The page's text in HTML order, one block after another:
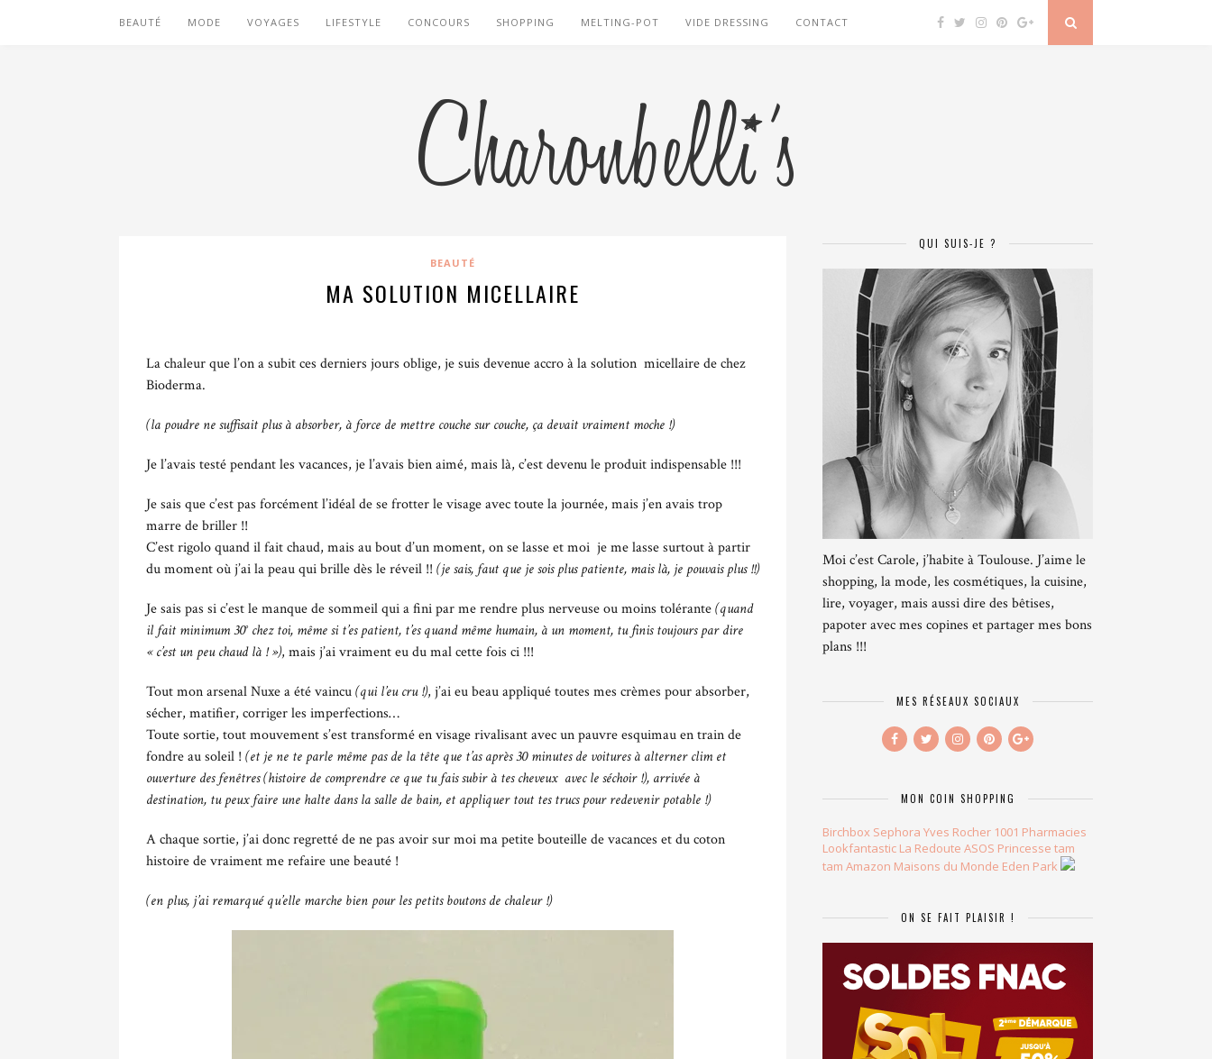
BEAUTÉ MODE VOYAGES LIFESTYLE CONCOURS SHOPPING MELTING-POT VIDE DRESSING CONTACT
BEAUTÉ
MA SOLUTION MICELLAIRE
La chaleur que l’on a subit ces derniers jours oblige, je suis devenue accro à la solution micellaire de chez
Bioderma.
(la poudre ne suffisait plus à absorber, à force de mettre couche sur couche, ça devait vraiment moche !)
Je l’avais testé pendant les vacances, je l’avais bien aimé, mais là, c’est devenu le produit indispensable !!!
Je sais que c’est pas forcément l’idéal de se frotter le visage avec toute la journée, mais j’en avais trop
marre de briller !!
C’est rigolo quand il fait chaud, mais au bout d’un moment, on se lasse et moi je me lasse surtout à partir
du moment où j’ai la peau qui brille dès le réveil !! (je sais, faut que je sois plus patiente, mais là, je pouvais plus !!)
Je sais pas si c’est le manque de sommeil qui a fini par me rendre plus nerveuse ou moins tolérante(quand
il fait minimum 30° chez toi, même si t’es patient, t’es quand même humain, à un moment, tu finis toujours par dire
« c’est un peu chaud là ! »), mais j’ai vraiment eu du mal cette fois ci !!!
Tout mon arsenal Nuxe a été vaincu(qui l’eu cru !), j’ai eu beau appliqué toutes mes crèmes pour absorber,
sécher, matifier, corriger les imperfections…
Toute sortie, tout mouvement s’est transformé en visage rivalisant avec un pauvre esquimau en train de
fondre au soleil ! (et je ne te parle même pas de la tête que t’as après 30 minutes de voitures à alterner clim et
ouverture des fenêtres (histoire de comprendre ce que tu fais subir à tes cheveux avec le séchoir !), arrivée à
destination, tu peux faire une halte dans la salle de bain, et appliquer tout tes trucs pour redevenir potable !)
A chaque sortie, j’ai donc regretté de ne pas avoir sur moi ma petite bouteille de vacances et du coton
histoire de vraiment me refaire une beauté !
(en plus, j’ai remarqué qu’elle marche bien pour les petits boutons de chaleur !)
QUI SUIS-JE ?
Moi c’est Carole, j’habite à Toulouse. J’aime le
shopping, la mode, les cosmétiques, la cuisine,
lire, voyager, mais aussi dire des bêtises,
papoter avec mes copines et partager mes bons
plans !!!
MES RÉSEAUX SOCIAUX
MON COIN SHOPPING
Birchbox Sephora Yves Rocher 1001 Pharmacies
Lookfantastic La Redoute ASOS Princesse tam
tam Amazon Maisons du Monde Eden Park
ON SE FAIT PLAISIR !